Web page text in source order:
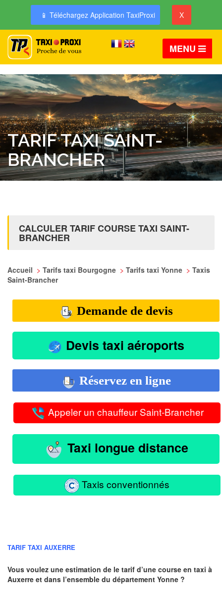
📱 Téléchargez Application TaxiProxi X
MENU
TARIF TAXI SAINT-
BRANCHER
CALCULER TARIF COURSE TAXI SAINT-
BRANCHER
Accueil > Tarifs taxi Bourgogne > Tarifs taxi Yonne > Taxis
Saint-Brancher
Demande de devis
Devis taxi aéroports
Réservez en ligne
Appeler un chauffeur Saint-Brancher
Taxi longue distance
Taxis conventionnés
TARIF TAXI AUXERRE
Vous voulez une estimation de le tarif d’une course en taxi à
Auxerre et dans l’ensemble du département Yonne ?